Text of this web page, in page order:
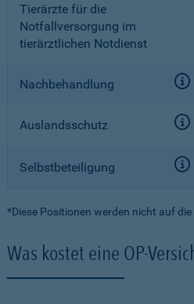
Tierärzte für die
Notfallversorgung im
tierärztlichen Notdienst
Nachbehandlung
Auslandsschutz
Selbstbeteiligung
*Diese Positionen werden nicht auf die
Was kostet eine OP-